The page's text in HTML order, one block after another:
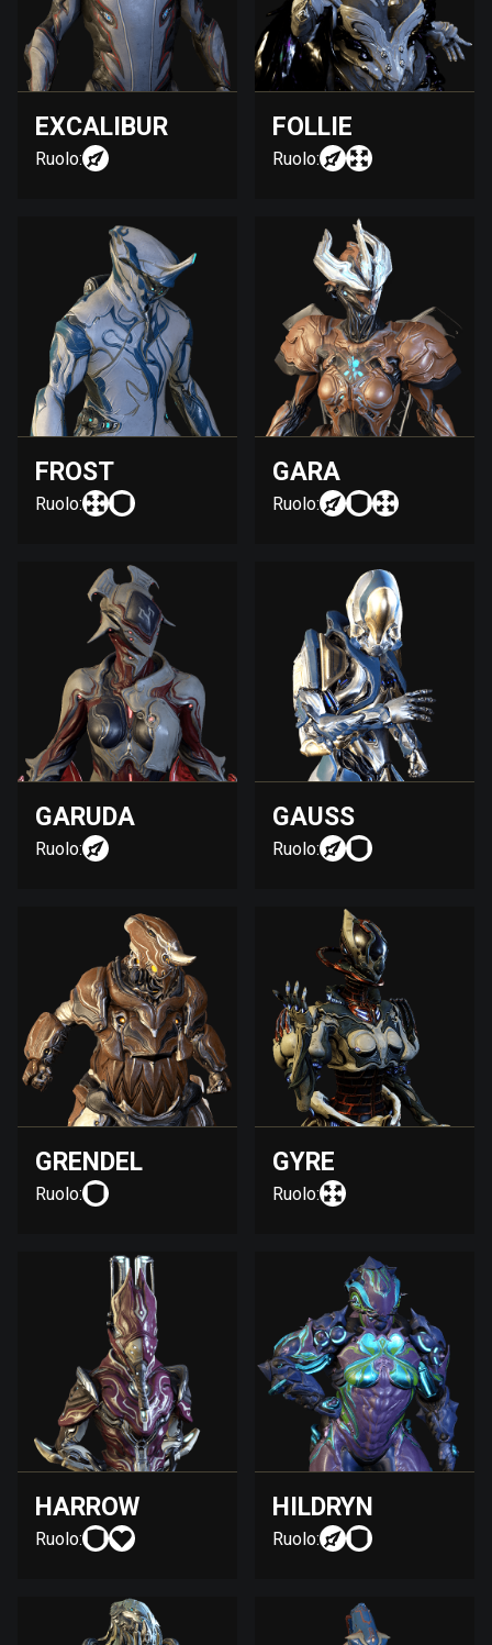
EXCALIBUR
Ruolo:
FOLLIE
Ruolo:
FROST
Ruolo:
GARA
Ruolo:
GARUDA
Ruolo:
GAUSS
Ruolo:
GRENDEL
Ruolo:
GYRE
Ruolo:
HARROW
Ruolo:
HILDRYN
Ruolo: